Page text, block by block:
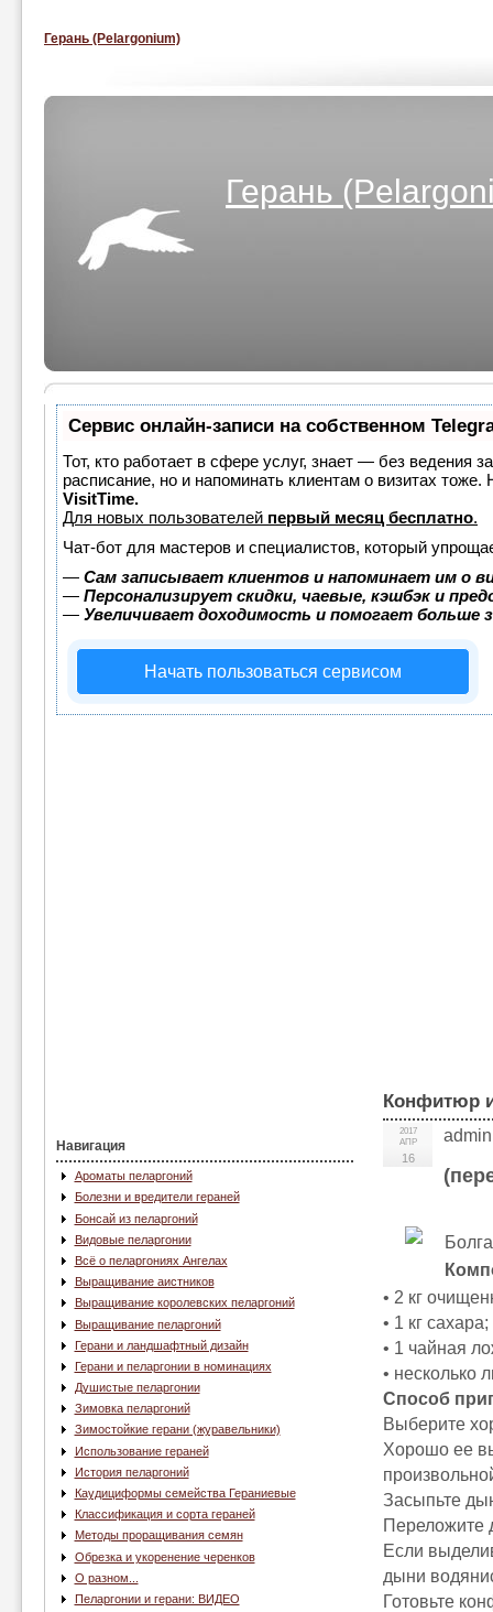
Герань (Pelargonium)
Герань
Сервис онлайн-записи на собственном
Тот, кто работает в сфере услуг, знает — без ведения
расписание, но и напоминать клиентам о визитах
VisitTime.
Для новых пользователей первый месяц бесплатно.
Чат-бот для мастеров и специалистов, который
— Сам записывает клиентов и напоминает им о
— Персонализирует скидки, чаевые, кэшбэк и
— Увеличивает доходимость и помогает больше
Начать пользоваться сервисом
Навигация
Ароматы пеларгоний
Болезни и вредители гераней
Бонсай из пеларгоний
Видовые пеларгонии
Всё о пеларгониях Ангелах
Выращивание аистников
Выращивание королевских пеларгоний
Выращивание пеларгоний
Герани и ландшафтный дизайн
Герани и пеларгонии в номинациях
Душистые пеларгонии
Зимовка пеларгоний
Зимостойкие герани (журавельники)
Использование гераней
История пеларгоний
Каудициформы семейства Гераниевые
Классификация и сорта гераней
Методы проращивания семян
Обрезка и укоренение черенков
О разном...
Пеларгонии и герани: ВИДЕО
Конфитюр
2017
АПР
16
admin
• 2 кг
• 1 кг сахара;
• 1 чайная
• несколько
Способ
Выберите
Хорошо ее
Засыпьте
Переложите
Если
дыни
Готовьте